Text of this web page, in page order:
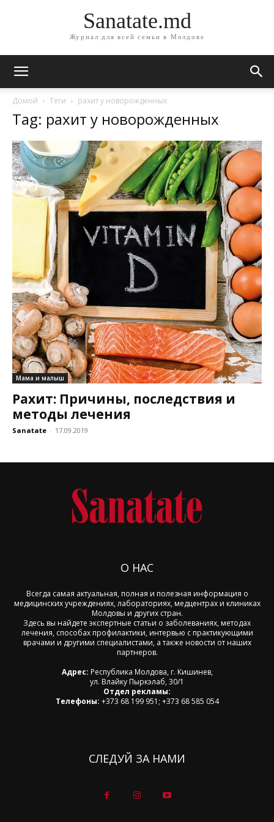
Sanatate.md
Журнал для всей семьи в Молдове
Домой Теги рахит у новорожденных
Tag: рахит у новорожденных
Мама и малыш
Рахит: Причины, последствия и
методы лечения
Sanatate - 17.09.2019
О НАС
Всегда самая актуальная, полная и полезная информация о
медицинских учреждениях, лабораториях, медцентрах и клиниках
Молдовы и других стран.
Здесь вы найдете экспертные статьи о заболеваниях, методах
лечения, способах профилактики, интервью с практикующими
врачами и другими специалистами, а также новости от наших
партнеров.
Адрес: Республика Молдова, г. Кишинев,
ул. Влайку Пыркэлаб, 30/1
Отдел рекламы:
Телефоны: +373 68 199 951; +373 68 585 054
СЛЕДУЙ ЗА НАМИ